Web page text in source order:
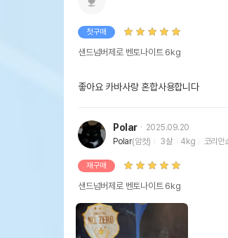
첫구매
샌드넘버제로 벤토나이트 6kg
좋아요 카바사랑 혼합사용합니다
Polar
2025.09.20
Polar(암컷) 3살 4kg 코리안
재구매
샌드넘버제로 벤토나이트 6kg